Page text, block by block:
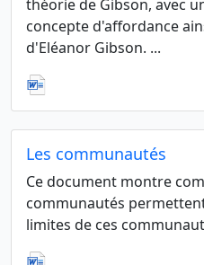
théorie de Gibson, avec
concepte d'affordance
d'Eléanor Gibson. ...
Les communautés
Ce document montre
communautés
limites de ces